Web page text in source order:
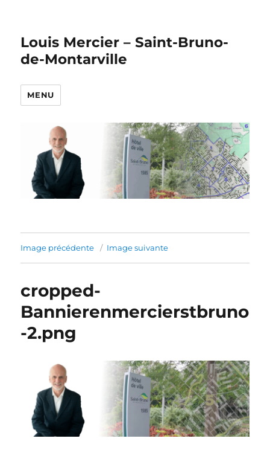
Louis Mercier – Saint-Bruno-
de-Montarville
MENU
Image précédente Image suivante
cropped-
Bannierenmercierstbruno
-2.png